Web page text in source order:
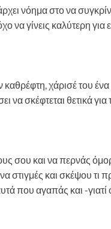
νόημα στο να
να γίνεις καλύτερη
χάρισέ του ένα
να σκέφτεται θετικά για
σου και να περνάς
και σκέψου τι
που αγαπάς και -